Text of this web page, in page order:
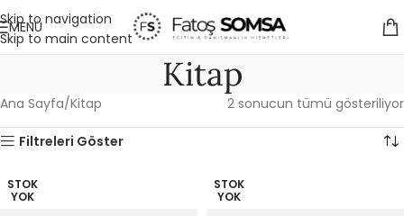
Skip to navigation
Skip to main content
MENÜ
Kitap
Ana Sayfa Kitap 2 sonucun tümü gösteriliyor
Filtreleri Göster
STOK
YOK
STOK
YOK